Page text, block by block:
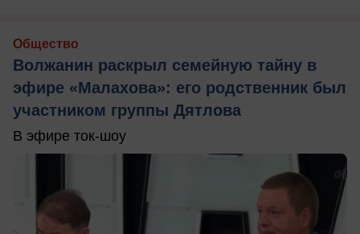
Общество
Волжанин раскрыл семейную тайну в
эфире «Малахова»: его родственник был
участником группы Дятлова
В эфире ток-шоу